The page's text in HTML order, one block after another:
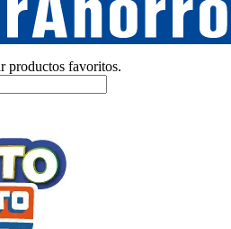
productos favoritos.